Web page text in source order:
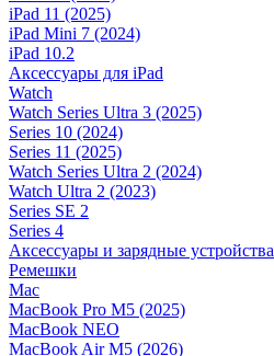
iPad 11 (2025)
iPad Mini 7 (2024)
iPad 10.2
Аксессуары для iPad
Watch
Watch Series Ultra 3 (2025)
Series 10 (2024)
Series 11 (2025)
Watch Series Ultra 2 (2024)
Watch Ultra 2 (2023)
Series SE 2
Series 4
Аксессуары и зарядные устройства
Ремешки
Mac
MacBook Pro M5 (2025)
MacBook NEO
MacBook Air M5 (2026)